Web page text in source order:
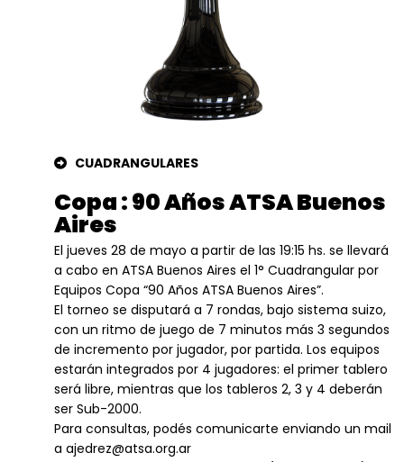
CUADRANGULARES
Copa : 90 Años ATSA Buenos
Aires
El jueves 28 de mayo a partir de las 19:15 hs. se llevará
a cabo en ATSA Buenos Aires el 1° Cuadrangular por
Equipos Copa “90 Años ATSA Buenos Aires”.
El torneo se disputará a 7 rondas, bajo sistema suizo,
con un ritmo de juego de 7 minutos más 3 segundos
de incremento por jugador, por partida. Los equipos
estarán integrados por 4 jugadores: el primer tablero
será libre, mientras que los tableros 2, 3 y 4 deberán
ser Sub-2000.
Para consultas, podés comunicarte enviando un mail
a ajedrez@atsa.org.ar